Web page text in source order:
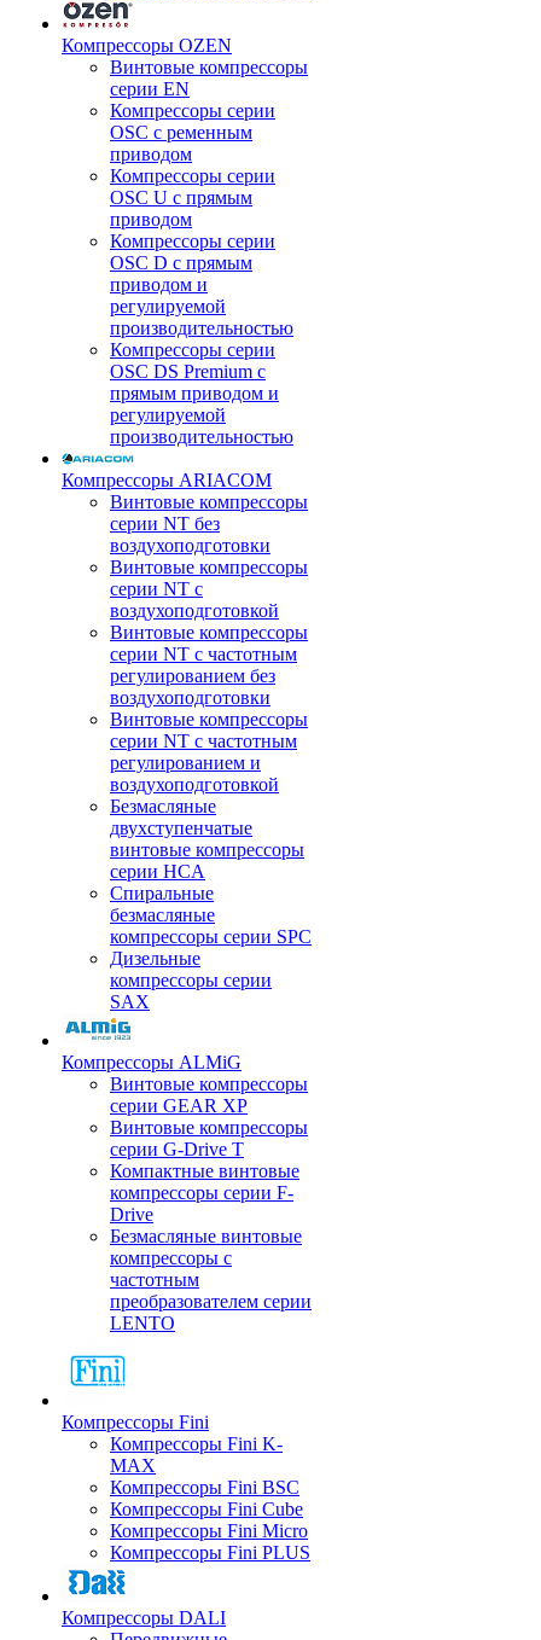
Компрессоры OZEN
Винтовые компрессоры
серии EN
Компрессоры серии
OSC с ременным
приводом
Компрессоры серии
OSC U с прямым
приводом
Компрессоры серии
OSC D с прямым
приводом и
регулируемой
производительностью
Компрессоры серии
OSC DS Premium с
прямым приводом и
регулируемой
производительностью
Компрессоры ARIACOM
Винтовые компрессоры
серии NT без
воздухоподготовки
Винтовые компрессоры
серии NT c
воздухоподготовкой
Винтовые компрессоры
серии NT с частотным
регулированием без
воздухоподготовки
Винтовые компрессоры
серии NT с частотным
регулированием и
воздухоподготовкой
Безмасляные
двухступенчатые
винтовые компрессоры
серии HCA
Спиральные
безмасляные
компрессоры серии SPC
Дизельные
компрессоры серии
SAX
Компрессоры ALMiG
Винтовые компрессоры
серии GEAR XP
Винтовые компрессоры
серии G-Drive T
Компактные винтовые
компрессоры серии F-
Drive
Безмасляные винтовые
компрессоры с
частотным
преобразователем серии
LENTO
Компрессоры Fini
Компрессоры Fini K-
MAX
Компрессоры Fini BSC
Компрессоры Fini Cube
Компрессоры Fini Micro
Компрессоры Fini PLUS
Компрессоры DALI